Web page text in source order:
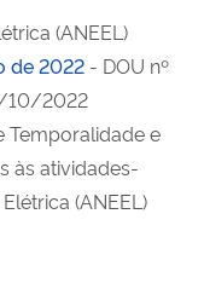
(ANEEL)
de 2022 - DOU nº
10/2022
Temporalidade e
às atividades-
(ANEEL)